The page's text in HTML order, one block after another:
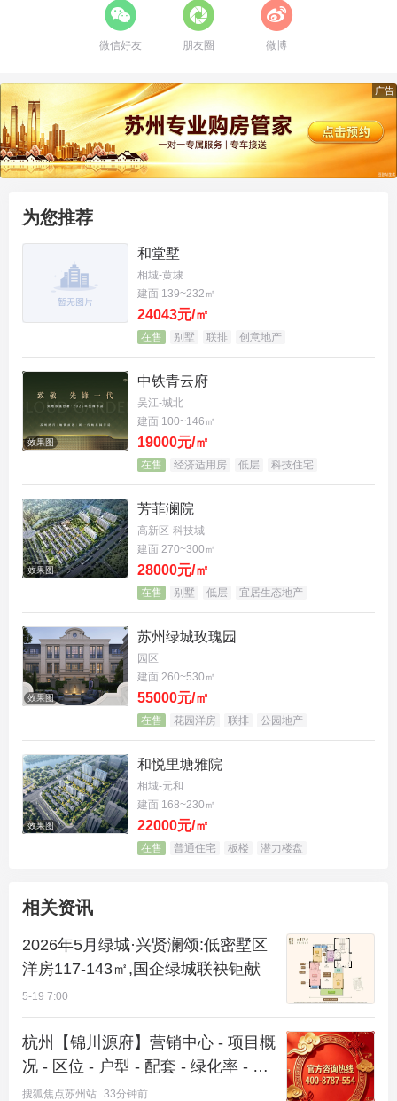
首先，它是板块近15年罕见的 低密墅区
底蕴。
生活在这里，一切配套触手可及： ● 生态：大阳山国
家森林公园、京杭运河、树山风景区环绕。 ● 交通：
场也很便捷。 ● 商业：永旺、开市客、宜家、迪卡侬
等国际商业集群，购物休闲一站满足。 ● 教育：阳山
实验幼儿园至吴县中学，全龄优质学府在侧。 ● 医
疗：苏大附属第二医院提供健康保障。 ● 人文：文昌
阁、浒墅关大码头等，浸润千年文脉。
合院产品，定义了世家生活的新高度。 ●
系：地上三层，完美区隔社交、栖居与精神场域。 ●
：户均车位比近1:3，家门口就是专属
车位。 ●平权揽景体系：户户有露台，实现“有天有
地”的景观平权。
从约280㎡的启蒙之作，到仅10套的约470㎡传世藏
品，绿城·兴贤澜颂合院以极少的席位，拔高了北新
区的豪宅门槛。
更令人惊喜的是，洋房住户也能享受别墅级待遇！
全社区仅4栋洋房
，藏在东方墅居里，稀缺感拉满。
别墅级的园林、高端邻里氛围和会所配
◎ 约117㎡：南北双联阳台，高利用率，主卧套房设
计，是“首改闭眼入”的智慧选择。 ◎ 约136㎡：罕见
约7.1米超大餐客横厅，五飘窗设计，尺度感远超同
台延展采光面，轩敞餐厨空间，将舒适度推向新高
微信好友 朋友圈 微博
广告
为您推荐
和堂墅
相城-黄埭
建面 139~232㎡
24043元/㎡
在售 别墅 联排 创意地产
效果图
中铁青云府
吴江-城北
建面 100~146㎡
19000元/㎡
在售 经济适用房 低层 科技住宅
效果图
芳菲澜院
高新区-科技城
建面 270~300㎡
28000元/㎡
在售 别墅 低层 宜居生态地产
效果图
苏州绿城玫瑰园
园区
建面 260~530㎡
55000元/㎡
在售 花园洋房 联排 公园地产
效果图
和悦里塘雅院
相城-元和
建面 168~230㎡
22000元/㎡
在售 普通住宅 板楼 潜力楼盘
相关资讯
2026年5月绿城·兴贤澜颂:低密墅区
洋房117-143㎡,国企绿城联袂钜献
5-19 7:00
杭州【锦川源府】营销中心 - 项目概
况 - 区位 - 户型 - 配套 - 绿化率 - 得
房率 - 交付标准 - 预约看房 -@ 【锦
搜狐焦点苏州站 33分钟前